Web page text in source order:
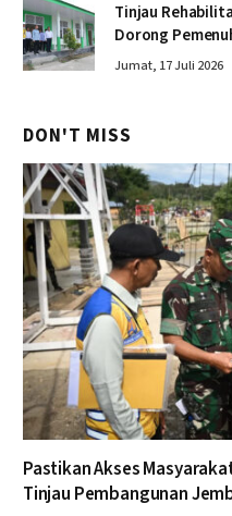
Tinjau
Dorong
Jumat, 17 Juli 2026
DON'T MISS
Pastikan Akses
Tinjau Pembangunan